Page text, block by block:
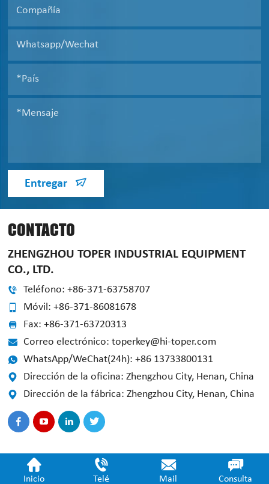
Entregar
CONTACTO
ZHENGZHOU TOPER INDUSTRIAL EQUIPMENT
CO., LTD.
Teléfono: +86-371-63758707
Móvil: +86-371-86081678
Fax: +86-371-63720313
Correo electrónico: toperkey@hi-toper.com
WhatsApp/WeChat(24h): +86 13733800131
Dirección de la oficina: Zhengzhou City, Henan, China
Dirección de la fábrica: Zhengzhou City, Henan, China
Inicio Telé Mail Consulta